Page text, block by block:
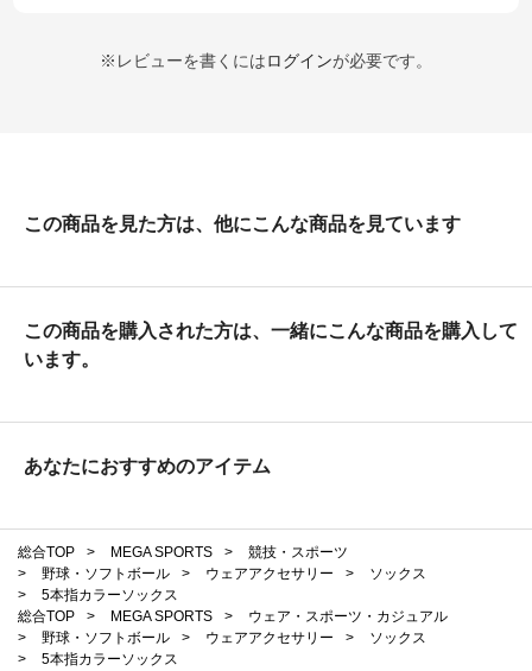
※レビューを書くにはログインが必要です。
この商品を見た方は、他にこんな商品を見ています
この商品を購入された方は、一緒にこんな商品を購入して
います。
あなたにおすすめのアイテム
総合TOP > MEGA SPORTS >
競技・スポーツ
>
野球・ソフトボール > ウェアアクセサリー >
ソックス
>
5本指カラーソックス
総合TOP
> MEGA SPORTS >
ウェア・スポーツ・カジュアル
>
野球・ソフトボール > ウェアアクセサリー >
ソックス
>
5本指カラーソックス